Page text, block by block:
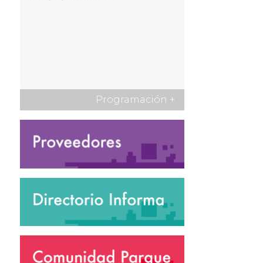
Programación +